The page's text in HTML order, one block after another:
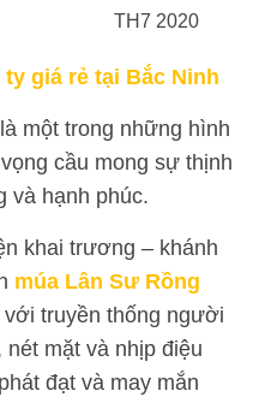
TH7 2020
giá rẻ tại Bắc Ninh
là một trong những hình
cầu mong sự thịnh
và hạnh phúc.
khai trương – khánh
múa Lân Sư Rồng
truyền thống người
mặt và nhịp điệu
đạt và may mắn